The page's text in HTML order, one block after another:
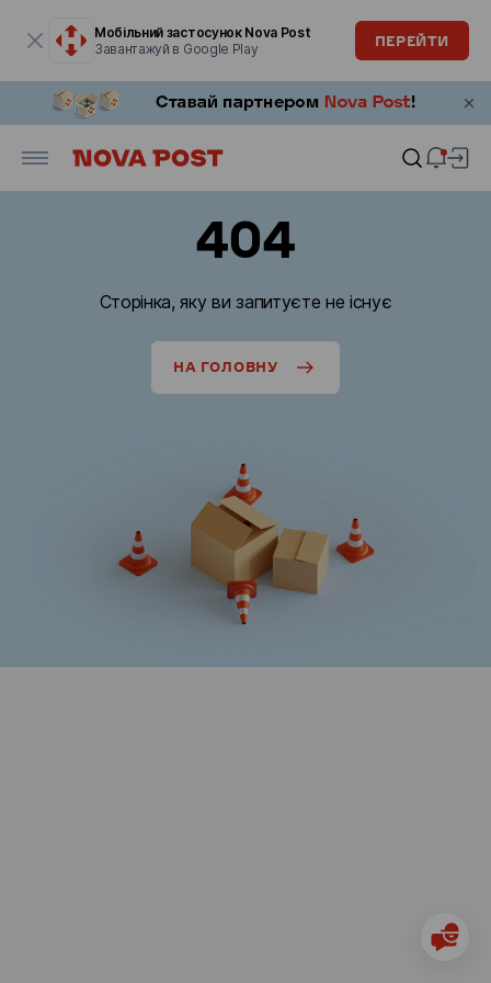
Мобільний застосунок Nova Post
Завантажуй в Google Play
ПЕРЕЙТИ
404
Сторінка, яку ви запитуєте не існує
НА ГОЛОВНУ